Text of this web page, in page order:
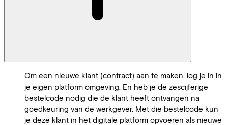
Om een nieuwe klant (contract) aan te maken, log je in in
je eigen platform omgeving. En heb je de zescijferige
bestelcode nodig die de klant heeft ontvangen na
goedkeuring van de werkgever. Met die bestelcode kun
je deze klant in het digitale platform opvoeren als nieuwe